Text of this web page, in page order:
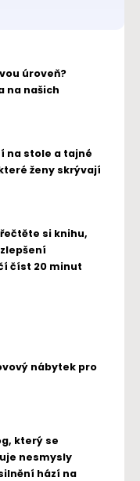
úroveň?
na našich
na stole a tajné
ženy skrývají
si knihu,
číst 20 minut
nábytek pro
který se
nesmysly
hází na